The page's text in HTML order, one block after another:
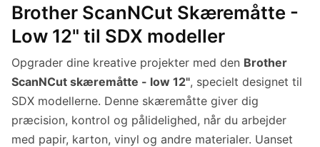
Brother ScanNCut Skæremåtte -
Low 12" til SDX modeller
Opgrader dine kreative projekter med den Brother
ScanNCut skæremåtte - low 12", specielt designet til
SDX modellerne. Denne skæremåtte giver dig
præcision, kontrol og pålidelighed, når du arbejder
med papir, karton, vinyl og andre materialer. Uanset